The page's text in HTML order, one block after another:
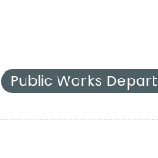
Public Works